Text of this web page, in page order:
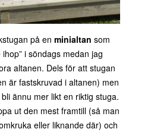
på en minialtan som
ihop” i söndags medan jag
altanen. Dels för att stugan
är fastskruvad i altanen) men
ännu mer likt en riktig stuga.
ut den mest framtill (så man
eller liknande där) och